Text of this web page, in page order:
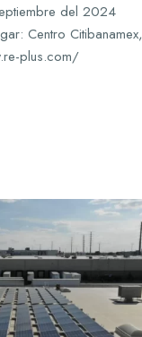
del 2024
Centro Citibanamex,
plus.com/